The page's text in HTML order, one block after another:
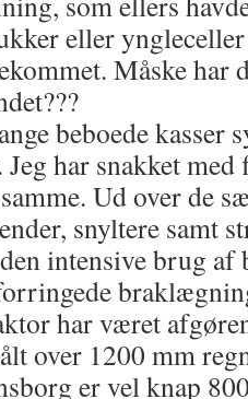
eller
Måske har
beboede kasser
har snakket med
Ud over de
snyltere samt
intensive brug af
har været
over 1200 mm
er vel knap